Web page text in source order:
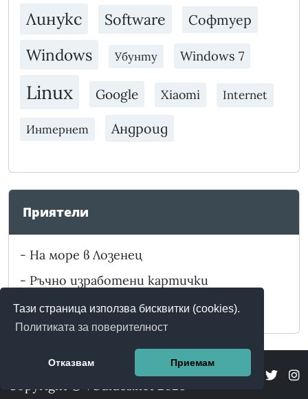
Тази страница използва бисквитки (cookies).
Политиката за поверителност
Отказвам Приемам
Линукс Software Софтуер
Windows Убунту Windows 7
Linux Google Xiaomi Internet
Интернет Андроид
Приятели
- На море в Лозенец
- Ръчно изработени картички
-Забележителности в България
Copyright © vGuides.net 2026